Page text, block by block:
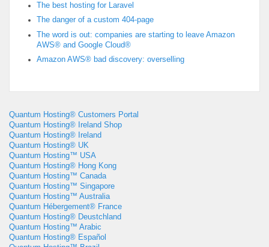
The best hosting for Laravel
The danger of a custom 404-page
The word is out: companies are starting to leave Amazon
AWS® and Google Cloud®
Amazon AWS® bad discovery: overselling
Quantum Hosting® Customers Portal
Quantum Hosting® Ireland Shop
Quantum Hosting® Ireland
Quantum Hosting® UK
Quantum Hosting™ USA
Quantum Hosting® Hong Kong
Quantum Hosting™ Canada
Quantum Hosting™ Singapore
Quantum Hosting™ Australia
Quantum Hébergement® France
Quantum Hosting® Deustchland
Quantum Hosting™ Arabic
Quantum Hosting® Español